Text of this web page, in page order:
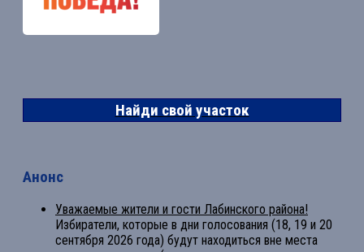
Найди свой участок
Анонс
Уважаемые жители и гости Лабинского района!
Избиратели, которые в дни голосования (18, 19 и 20
сентября 2026 года) будут находиться вне места